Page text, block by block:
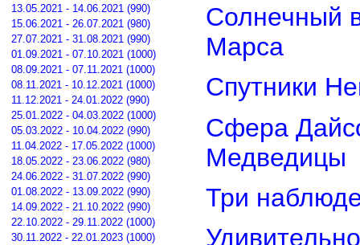
13.05.2021 - 14.06.2021 (990)
15.06.2021 - 26.07.2021 (980)
27.07.2021 - 31.08.2021 (990)
01.09.2021 - 07.10.2021 (1000)
08.09.2021 - 07.11.2021 (1000)
08.11.2021 - 10.12.2021 (1000)
11.12.2021 - 24.01.2022 (990)
25.01.2022 - 04.03.2022 (1000)
05.03.2022 - 10.04.2022 (990)
11.04.2022 - 17.05.2022 (1000)
18.05.2022 - 23.06.2022 (980)
24.06.2022 - 31.07.2022 (990)
01.08.2022 - 13.09.2022 (990)
14.09.2022 - 21.10.2022 (990)
22.10.2022 - 29.11.2022 (1000)
30.11.2022 - 22.01.2023 (1000)
Солнечный
Марса
Спутники
Сфера
Медведицы
Три